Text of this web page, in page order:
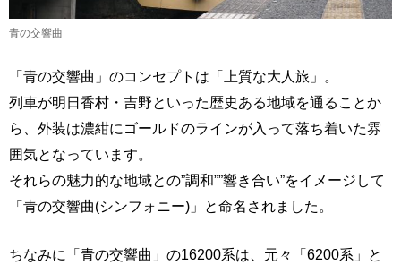
青の交響曲
「青の交響曲」のコンセプトは「上質な大人旅」。
列車が明日香村・吉野といった歴史ある地域を通ることか
ら、外装は濃紺にゴールドのラインが入って落ち着いた雰
囲気となっています。
それらの魅力的な地域との”調和””響き合い”をイメージして
「青の交響曲(シンフォニー)」と命名されました。
ちなみに「青の交響曲」の16200系は、元々「6200系」と